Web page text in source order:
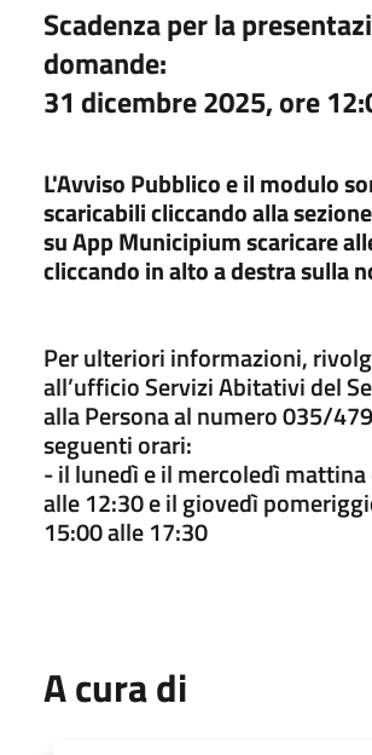
Scadenza per la
domande:
31 dicembre 2025, ore
L'Avviso Pubblico e il modulo
scaricabili cliccando alla
su App Municipium scaricare
cliccando in alto a destra sulla
Per ulteriori informazioni,
all’ufficio Servizi Abitativi del
alla Persona al numero 035/
seguenti orari:
- il lunedì e il mercoledì
alle 12:30 e il giovedì
15:00 alle 17:30
A cura di